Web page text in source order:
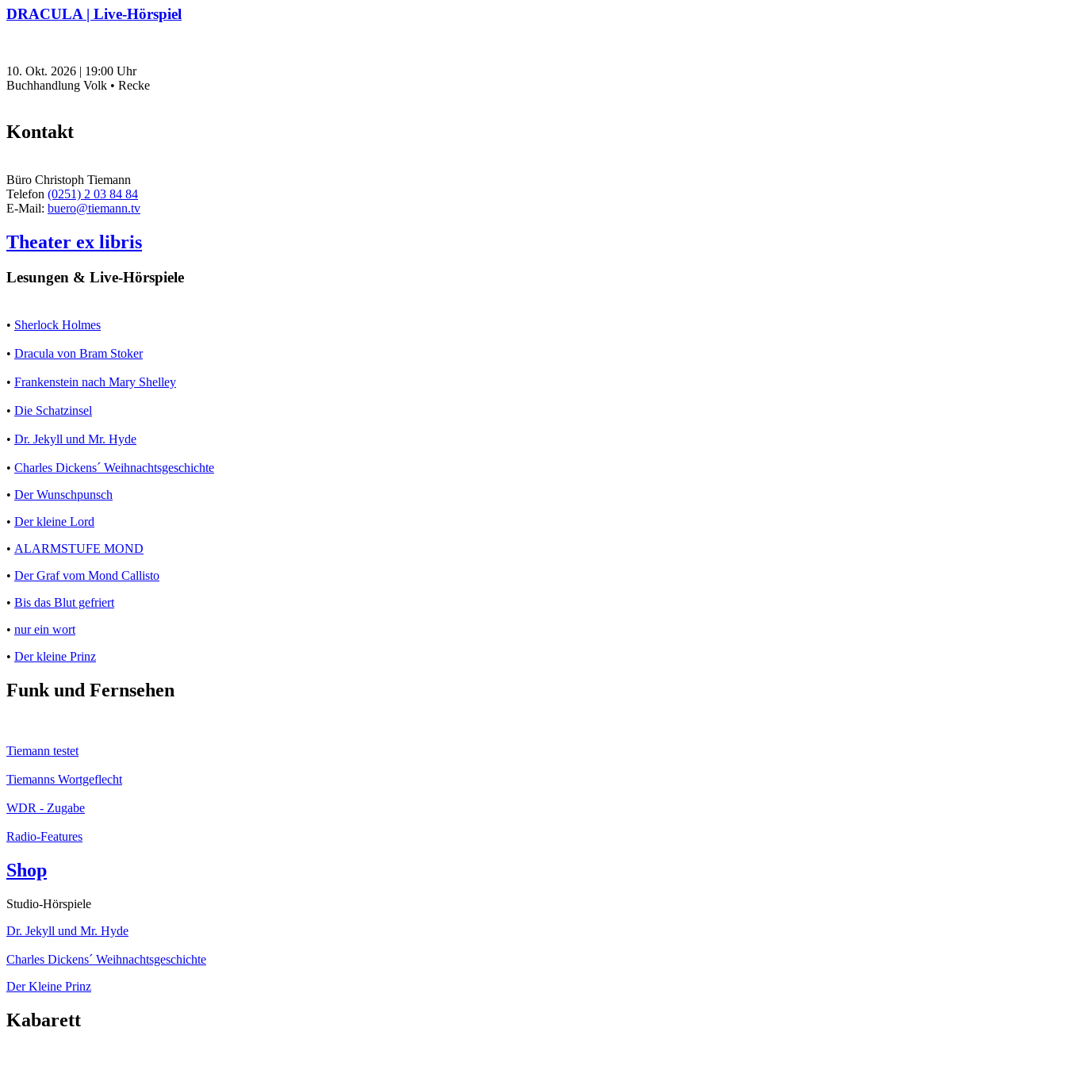
DRACULA | Live-Hörspiel
10. Okt. 2026 | 19:00 Uhr
Buchhandlung Volk • Recke
Kontakt
Büro Christoph Tiemann
Telefon (0251) 2 03 84 84
E-Mail: buero@tiemann.tv
Theater ex libris
Lesungen & Live-Hörspiele
• Sherlock Holmes
• Dracula von Bram Stoker
• Frankenstein nach Mary Shelley
• Die Schatzinsel
• Dr. Jekyll und Mr. Hyde
• Charles Dickens´ Weihnachtsgeschichte
• Der Wunschpunsch
• Der kleine Lord
• ALARMSTUFE MOND
• Der Graf vom Mond Callisto
• Bis das Blut gefriert
• nur ein wort
• Der kleine Prinz
Funk und Fernsehen
Tiemann testet
Tiemanns Wortgeflecht
WDR - Zugabe
Radio-Features
Shop
Studio-Hörspiele
Dr. Jekyll und Mr. Hyde
Charles Dickens´ Weihnachtsgeschichte
Der Kleine Prinz
Kabarett